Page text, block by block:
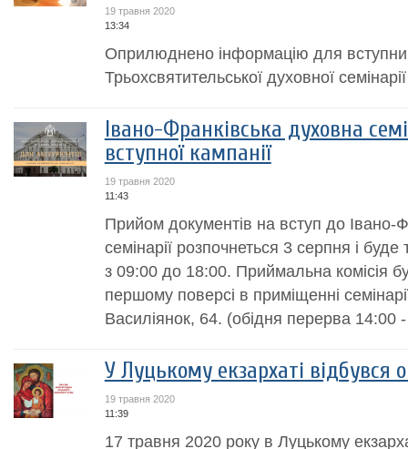
19 травня 2020
13:34
Оприлюднено інформацію для
Трьохсвятительської духовної
Івано-Франківська духовна
вступної кампанії
19 травня 2020
11:43
Прийом документів на вступ до Івано-
семінарії розпочнеться 3 серпня і
з 09:00 до 18:00. Приймальна комісія
першому поверсі в приміщенні
Василіянок, 64. (обідня перерва 14:00
У Луцькому екзархаті
19 травня 2020
11:39
17 травня 2020 року в Луцькому